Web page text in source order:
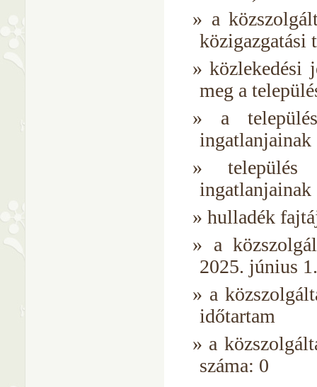
a
közigazgatási
közlekedési
meg a
a
ingatlanjainak
település
ingatlanjainak
hulladék
a
2025. június 1.
a
időtartam
a
száma: 0